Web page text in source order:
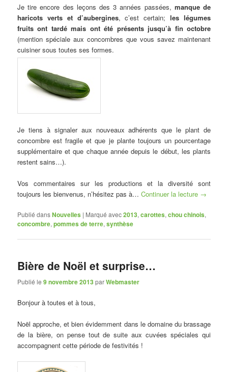
Je tire encore des leçons des 3 années passées, manque de
haricots verts et d’aubergines, c’est certain;les légumes
fruits ont tardé mais ont été présents jusqu’à fin octobre
(mention spéciale aux concombres que vous savez maintenant
cuisiner sous toutes ses formes.
Je tiens à signaler aux nouveaux adhérents que le plant de
concombre est fragile et que je plante toujours un pourcentage
supplémentaire et que chaque année depuis le début, les plants
restent sains…).
Vos commentaires sur les productions et la diversité sont
toujours les bienvenus, n’hésitez pas à…Continuer la lecture →
Publié dansNouvelles | Marqué avec2013,carottes,chou chinois,
concombre,pommes de terre,synthèse
Bière de Noël et surprise…
Publié le9 novembre 2013parWebmaster
Bonjour à toutes et à tous,
Noël approche, et bien évidemment dans le domaine du brassage
de la bière, on pense tout de suite aux cuvées spéciales qui
accompagnent cette période de festivités !